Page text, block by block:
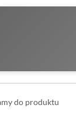
do produktu